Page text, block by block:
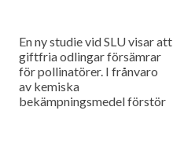
En ny studie vid SLU visar att
giftfria odlingar försämrar
för pollinatörer. I frånvaro
av kemiska
bekämpningsmedel förstör